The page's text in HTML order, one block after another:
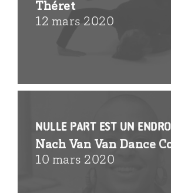
Théret
12 mars 2020
Nulle part est un
Nach Van Van Dance
10 mars 2020